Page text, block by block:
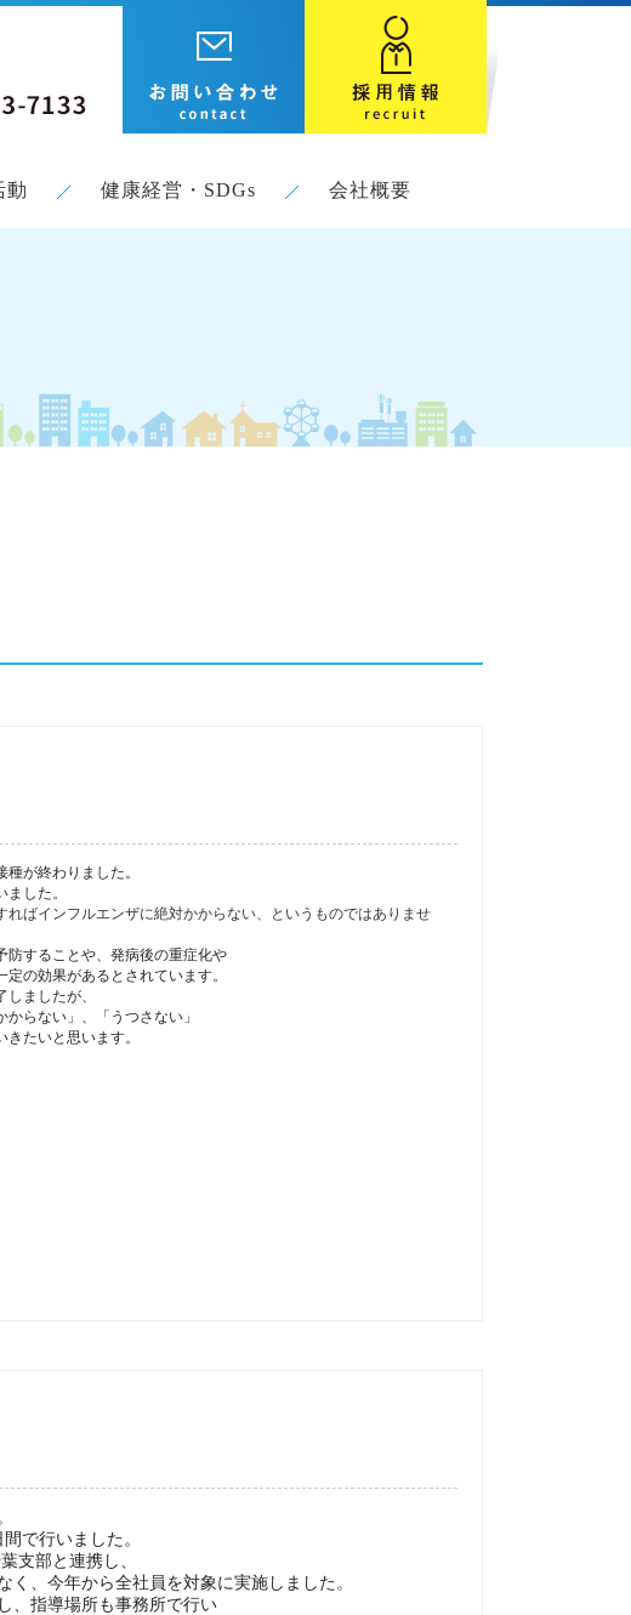
動 健康経営・SDGs 会社概要
が終わりました。
した。
ればインフルエンザに絶対かからない、というものではありませ
防することや、発病後の重症化や
の効果があるとされています。
ましたが、
らない」、「うつさない」
たいと思います。
で行いました。
支部と連携し、
く、今年から全社員を対象に実施しました。
、指導場所も事務所で行い